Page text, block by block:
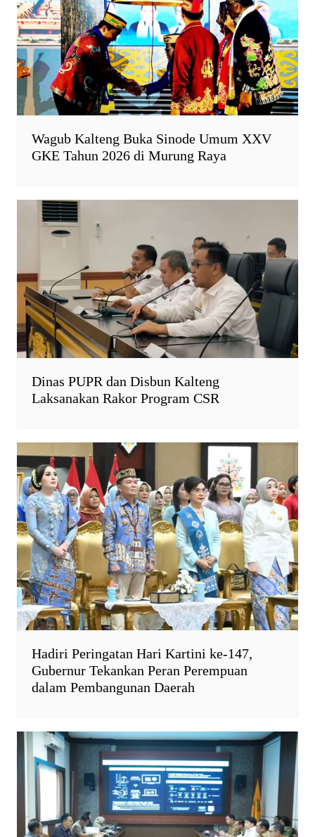
d
l
y
Wagub Kalteng Buka Sinode Umum XXV
GKE Tahun 2026 di Murung Raya
Dinas PUPR dan Disbun Kalteng
Laksanakan Rakor Program CSR
Hadiri Peringatan Hari Kartini ke-147,
Gubernur Tekankan Peran Perempuan
dalam Pembangunan Daerah